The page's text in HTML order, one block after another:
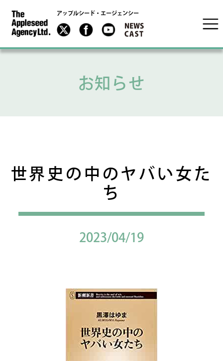
アップルシード・エージェンシー
お知らせ
世界史の中のヤバい女た
ち
2023/04/19